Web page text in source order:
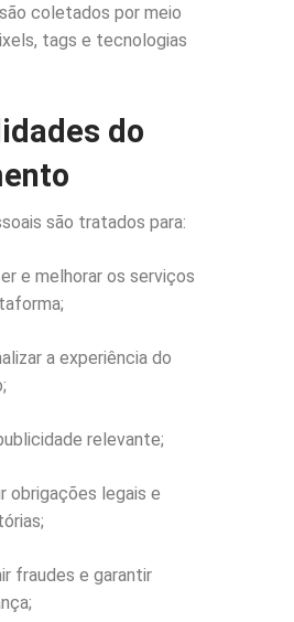
coletados por meio
tags e tecnologias
do
são tratados para:
e melhorar os serviços
a experiência do
relevante;
obrigações legais e
fraudes e garantir